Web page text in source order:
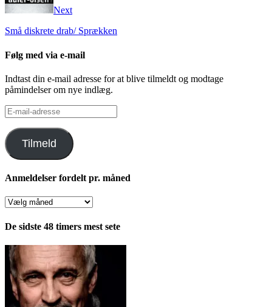
Next
Små diskrete drab/ Sprækken
Følg med via e-mail
Indtast din e-mail adresse for at blive tilmeldt og modtage
påmindelser om nye indlæg.
E-
mail-
adresse
Tilmeld
Anmeldelser fordelt pr. måned
Anmeldelser
pr.
De sidste 48 timers mest sete